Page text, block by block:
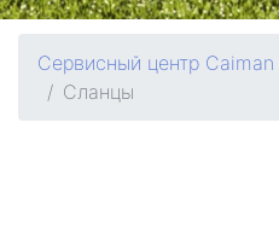
Сервисный центр Caiman
Сланцы